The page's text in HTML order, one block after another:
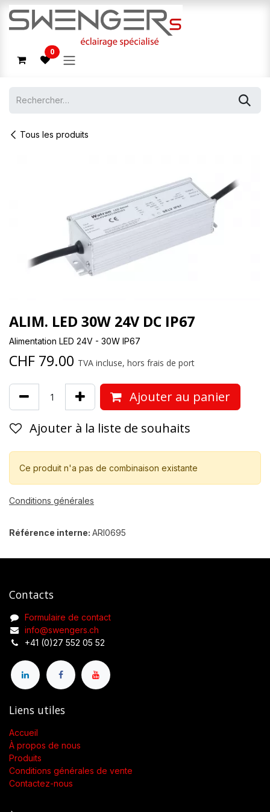
Se rendre au contenu
0
Tous les produits
ALIM. LED 30W 24V DC IP67
Alimentation LED 24V - 30W IP67
CHF 79.00 TVA incluse, hors frais de port
Ajouter au panier
Ajouter à la liste de souhaits
Ce produit n'a pas de combinaison existante
Conditions générales
Référence interne: ARI0695
Contacts
Formulaire de contact
info@swengers.ch
+41 (0)27 552 05 52
Liens utiles
Accueil
À propos de nous
Produits
Conditions générales de vente
Contactez-nous